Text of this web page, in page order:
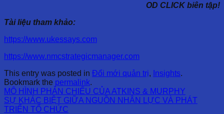
OD CLICK biên tập!
Tài liệu tham khảo:
https://www.ukessays.com
https://www.nmcstrategicmanager.com
This entry was posted in Đổi mới quản trị, Insights.
Bookmark the permalink.
MÔ HÌNH PHẢN CHIẾU CỦA ATKINS & MURPHY
SỰ KHÁC BIỆT GIỮA NGUỒN NHÂN LỰC VÀ PHÁT
TRIỂN TỔ CHỨC